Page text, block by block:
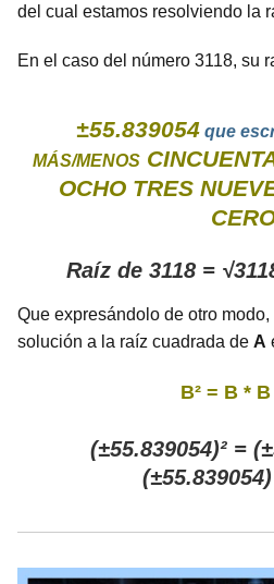
del cual estamos resolviendo la
En el caso del número 3118, su
±55.839054que
MÁS/MENOS
OCHO TRES
Raíz de 3118 =
Que expresándolo de otro
solución a la raíz cuadrada de A
B² = B *
(±55.839054)² =